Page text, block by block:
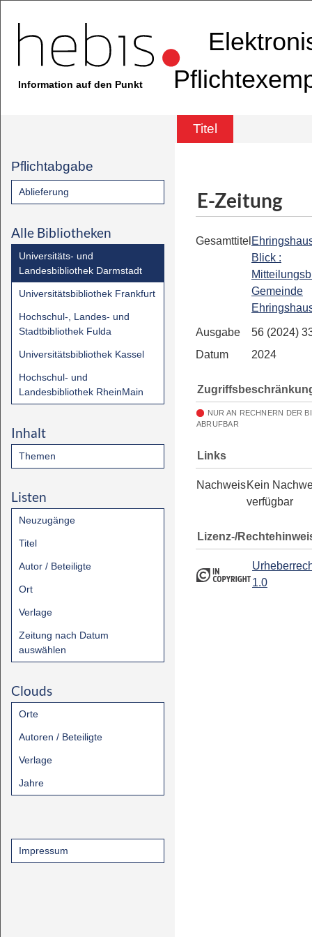
Information auf den Punkt
Titel
Pflichtabgabe
Ablieferung
Alle Bibliotheken
Universitäts- und
Landesbibliothek Darmstadt
Universitätsbibliothek Frankfurt
Hochschul-, Landes- und
Stadtbibliothek Fulda
Universitätsbibliothek Kassel
Hochschul- und
Landesbibliothek RheinMain
Inhalt
Themen
Listen
Neuzugänge
Titel
Autor / Beteiligte
Ort
Verlage
Zeitung nach Datum
auswählen
Clouds
Orte
Autoren / Beteiligte
Verlage
Jahre
Impressum
E-Zeitung
Gesamttitel
Blick :
Gemeinde
Ausgabe
56 (2024)
Datum
2024
NUR AN RECHNERN DER
ABRUFBAR
Links
NachweisKein
verfügbar
Lizenz-/
1.0